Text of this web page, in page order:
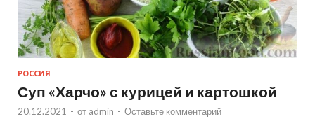
РОССИЯ
Суп «Харчо» с курицей и картошкой
20.12.2021 - от admin - Оставьте комментарий